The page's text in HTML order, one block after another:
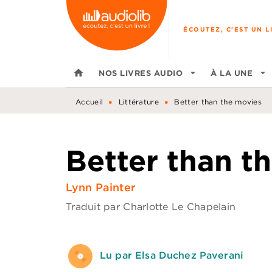
MENU RECHERCHE
ÉCOUTEZ, C'EST UN
home NOS LIVRES AUDIO arrow_drop_down À LA UNE arrow_drop_down
Accueil • Littérature • Better than the movies
Better than
Lynn Painter
Traduit par Charlotte Le Chapelain
Lu par Elsa Duchez Paverani